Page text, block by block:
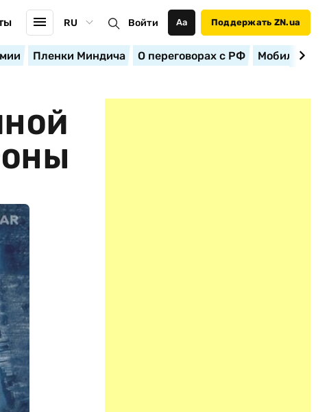
RU Войти Аа Поддержать ZN.ua
Пленки Миндича О переговорах с РФ